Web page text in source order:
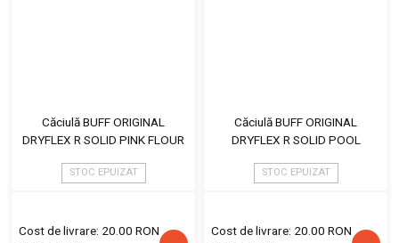
Căciulă BUFF ORIGINAL
DRYFLEX R SOLID PINK FLOUR
STOC EPUIZAT
Cost de livrare: 20.00 RON
Căciulă BUFF ORIGINAL
DRYFLEX R SOLID POOL
STOC EPUIZAT
Cost de livrare: 20.00 RON